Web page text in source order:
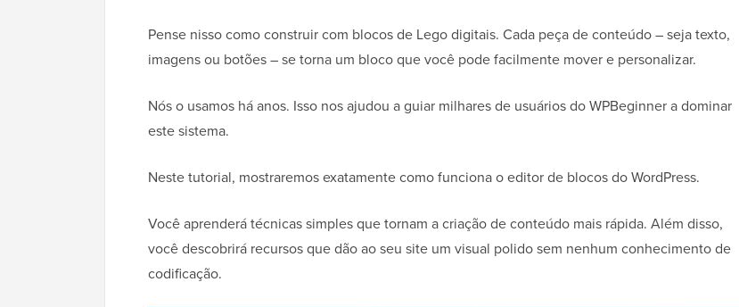
Pense nisso como construir com blocos de Lego digitais. Cada peça de conteúdo – seja texto,
imagens ou botões – se torna um bloco que você pode facilmente mover e personalizar.
Nós o usamos há anos. Isso nos ajudou a guiar milhares de usuários do WPBeginner a dominar
este sistema.
Neste tutorial, mostraremos exatamente como funciona o editor de blocos do WordPress.
Você aprenderá técnicas simples que tornam a criação de conteúdo mais rápida. Além disso,
você descobrirá recursos que dão ao seu site um visual polido sem nenhum conhecimento de
codificação.